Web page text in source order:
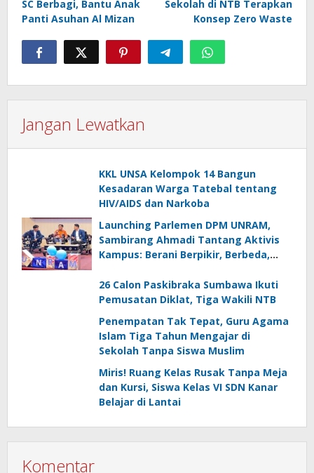
SC Berbagi, Bantu Anak
Panti Asuhan Al Mizan
Sekolah di NTB Terapkan
Konsep Zero Waste
Jangan Lewatkan
KKL UNSA Kelompok 14 Bangun
Kesadaran Warga Tatebal tentang
HIV/AIDS dan Narkoba
Launching Parlemen DPM UNRAM,
Sambirang Ahmadi Tantang Aktivis
Kampus: Berani Berpikir, Berbeda,
26 Calon Paskibraka Sumbawa Ikuti
Pemusatan Diklat, Tiga Wakili NTB
Penempatan Tak Tepat, Guru Agama
Islam Tiga Tahun Mengajar di
Sekolah Tanpa Siswa Muslim
Miris! Ruang Kelas Rusak Tanpa Meja
dan Kursi, Siswa Kelas VI SDN Kanar
Belajar di Lantai
Komentar